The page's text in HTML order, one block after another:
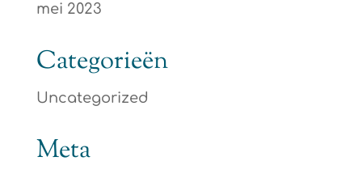
mei 2023
Categorieën
Uncategorized
Meta